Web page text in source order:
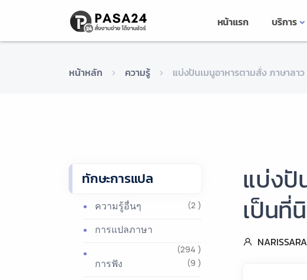
หน้าแรก บริการ
หน้าหลัก ความรู้ แบ่งปันเมนูอาหารตามสั่ง ภาษาล
แบ่งปั
เป็นที่
NARISSARA
ทักษะการแปล
ความรู้อื่นๆ (2 )
การแปลภาษา
(294 )
การฟัง (9 )